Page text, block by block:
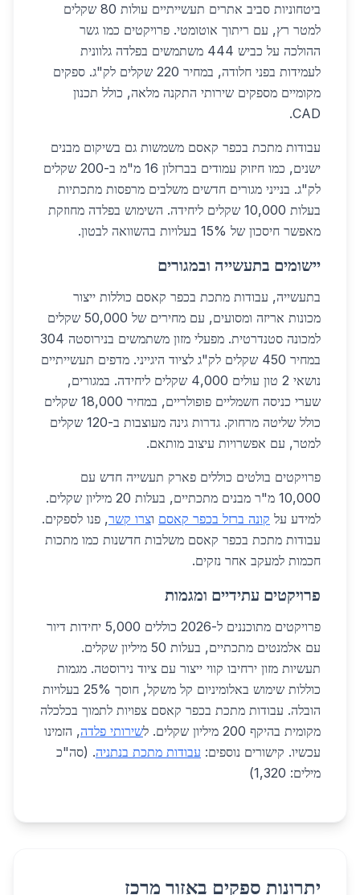
ביטחוניות סביב אתרים תעשייתיים עולות 80 שקלים
למטר רץ, עם ריתוך אוטומטי. פרויקטים כמו גשר
ההולכה על כביש 444 משתמשים בפלדה גלוונית
לעמידות בפני חלודה, במחיר 220 שקלים לק"ג. ספקים
מקומיים מספקים שירותי התקנה מלאה, כולל תכנון
CAD.
עבודות מתכת בכפר קאסם משמשות גם בשיקום מבנים
ישנים, כמו חיזוק עמודים בברזלון 16 מ"מ ב-200 שקלים
לק"ג. בנייני מגורים חדשים משלבים מרפסות מתכתיות
בעלות 10,000 שקלים ליחידה. השימוש בפלדה מחוזקת
מאפשר חיסכון של 15% בעלויות בהשוואה לבטון.
יישומים בתעשייה ובמגורים
בתעשייה, עבודות מתכת בכפר קאסם כוללות ייצור
מכונות אריזה ומסועים, עם מחירים של 50,000 שקלים
למכונה סטנדרטית. מפעלי מזון משתמשים בנירוסטה 304
במחיר 450 שקלים לק"ג לציוד היגייני. מדפים תעשייתיים
נושאי 2 טון עולים 4,000 שקלים ליחידה. במגורים,
שערי כניסה חשמליים פופולריים, במחיר 18,000 שקלים
כולל שליטה מרחוק. גדרות גינה מעוצבות ב-120 שקלים
למטר, עם אפשרויות עיצוב מותאם.
פרויקטים בולטים כוללים פארק תעשייה חדש עם
10,000 מ"ר מבנים מתכתיים, בעלות 20 מיליון שקלים.
למידע על קונה ברזל בכפר קאסם וצרו קשר, פנו לספקים.
עבודות מתכת בכפר קאסם משלבות חדשנות כמו מתכות
חכמות למעקב אחר נזקים.
פרויקטים עתידיים ומגמות
פרויקטים מתוכננים ל-2026 כוללים 5,000 יחידות דיור
עם אלמנטים מתכתיים, בעלות 50 מיליון שקלים.
תעשיות מזון ירחיבו קווי ייצור עם ציוד נירוסטה. מגמות
כוללות שימוש באלומיניום קל משקל, חוסך 25% בעלויות
הובלה. עבודות מתכת בכפר קאסם צפויות לתמוך בכלכלה
מקומית בהיקף 200 מיליון שקלים. ל
שירותי פלדה, הזמינו
עכשיו. קישורים נוספים: עבודות מתכת בנתניה. (סה"כ
מילים: 1,320)
יתרונות ספקים באזור מרכז